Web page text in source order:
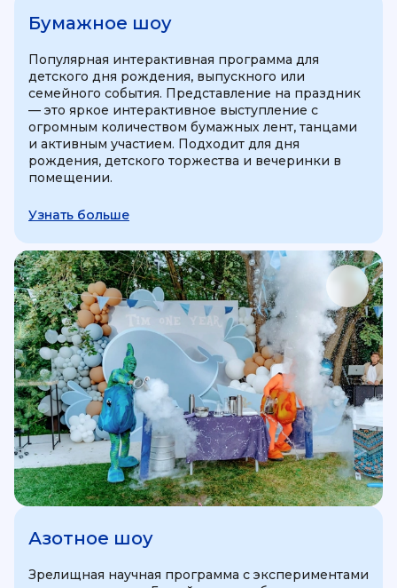
Бумажное шоу
Популярная интерактивная программа для
детского дня рождения, выпускного или
семейного события. Представление на праздник
— это яркое интерактивное выступление с
огромным количеством бумажных лент, танцами
и активным участием. Подходит для дня
рождения, детского торжества и вечеринки в
помещении.
Узнать больше
Азотное шоу
Зрелищная научная программа с экспериментами